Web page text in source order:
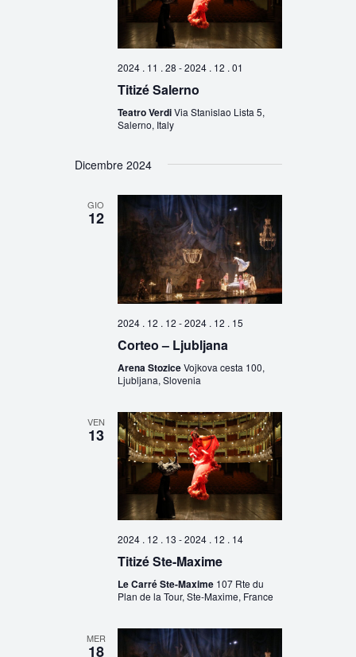
2024 . 11 . 28 -2024 . 12 . 01
Titizé Salerno
Teatro VerdiVia Stanislao Lista 5,
Salerno, Italy
Dicembre 2024
GIO
12
2024 . 12 . 12 -2024 . 12 . 15
Corteo – Ljubljana
Arena StoziceVojkova cesta 100,
Ljubljana, Slovenia
VEN
13
2024 . 12 . 13 -2024 . 12 . 14
Titizé Ste-Maxime
Le Carré Ste-Maxime 107 Rte du
Plan de la Tour, Ste-Maxime, France
MER
18